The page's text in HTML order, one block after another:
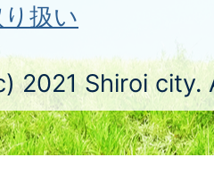
扱い
2021 Shiroi city.